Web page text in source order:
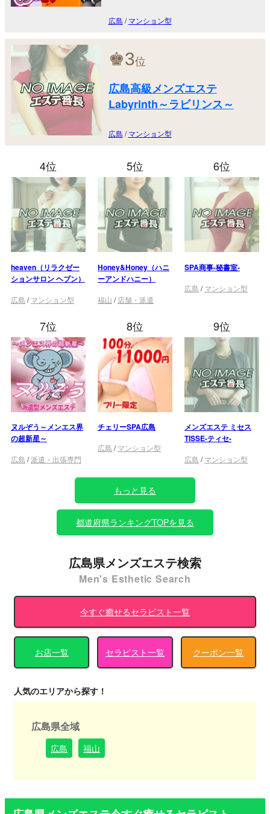
広島 /マンション型
♚3位
広島高級メンズエステ
Labyrinth～ラビリンス～
広島 /マンション型
4位
heaven（リラクゼー
ションサロン ヘブン）
広島 /マンション型
5位
Honey&Honey（ハニ
ーアンドハニー）
福山 / 店舗・派遣
6位
SPA商事-秘書室-
広島 /マンション型
7位
ヌルぞう～メンエス界
の超新星～
広島 /派遣・出張専門
8位
チェリーSPA広島
広島 /マンション型
9位
メンズエステ ミセス
TISSE-ティセ-
広島 /マンション型
もっと見る
都道府県ランキングTOPを見る
広島県メンズエステ検索
Men's Esthetic Search
今すぐ癒せるセラピスト一覧
お店一覧 セラピスト一覧 クーポン一覧
人気のエリアから探す！
広島県全域
広島 福山